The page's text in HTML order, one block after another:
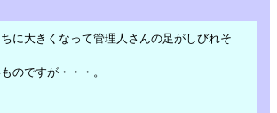
に大きくなって管理人さんの足がしびれそ
のですが・・・。